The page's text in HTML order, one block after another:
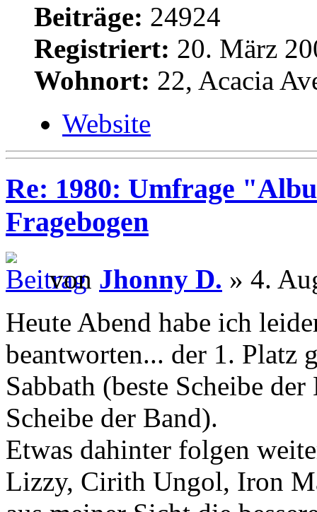
Beiträge: 24924
Registriert: 20. März
Wohnort: 22, Acacia
Website
Re: 1980: Umfrage
Fragebogen
von Jhonny D. » 4.
Heute Abend habe ich
beantworten... der 1. Platz
Sabbath (beste Scheibe
Scheibe der Band).
Etwas dahinter folgen
Lizzy, Cirith Ungol, Iron